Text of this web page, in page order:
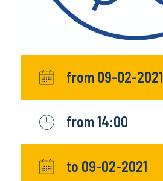
from 09-02-2021
from 14:00
to 09-02-2021